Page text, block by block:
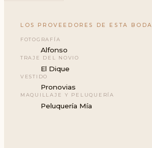
LOS PROVEEDORES DE ESTA BODA
FOTOGRAFÍA
Alfonso
TRAJE DEL NOVIO
El Dique
VESTIDO
Pronovias
MAQUILLAJE Y PELUQUERÍA
Peluquería Mía